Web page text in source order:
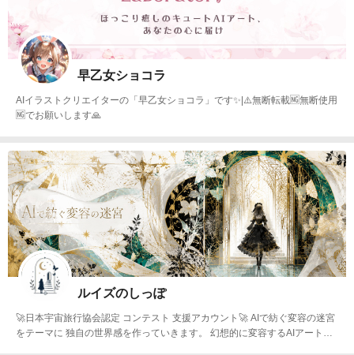
早乙女ショコラ
AIイラストクリエイターの「早乙女ショコラ」です✨|⚠️無断転載🆖無断使用
🆖でお願いします🙏
ルイズのしっぽ
🚀日本宇宙旅行協会認定 コンテスト 支援アカウント🚀 AIで紡ぐ変容の迷宮
をテーマに 独自の世界感を作っていきます。 幻想的に変容するAIアートに